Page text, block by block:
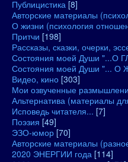
Публицистика [8]
Авторские материалы
О жизни (психология
Притчи [198]
Рассказы, сказки, очерки,
Состояния моей Души "...О
Состояния моей Души "... О
Видео, кино [303]
Мои озвученные
Альтернатива (материалы
Исповедь читателя... [7]
Поэзия [49]
ЭЗО-юмор [70]
Авторские материалы
2020 ЭНЕРГИИ года [114]